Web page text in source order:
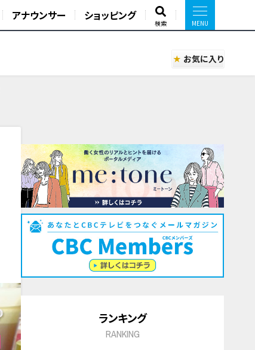
アナウンサー ショッピング
検索
お気に入り
ランキング
RANKING